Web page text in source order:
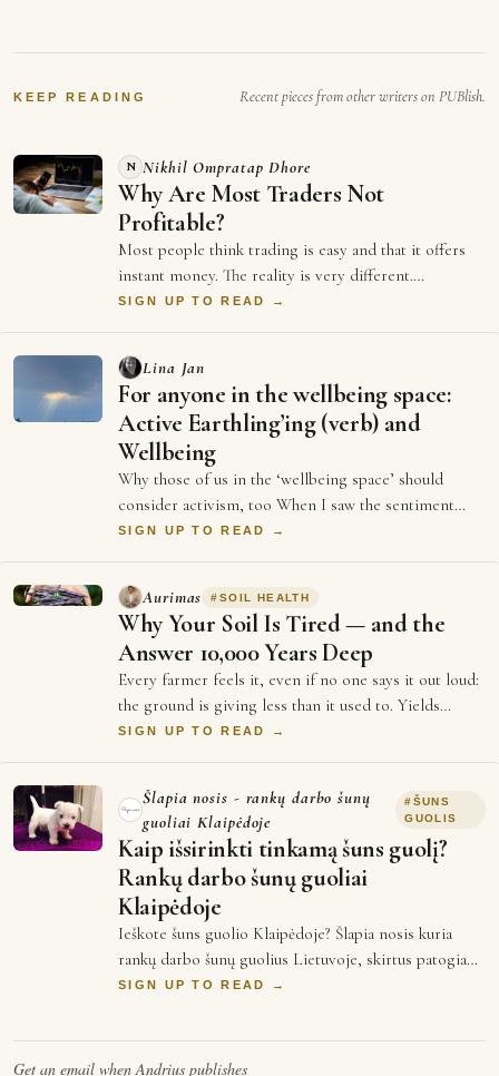
KEEP READING Recent pieces from other writers on PUBlish.
N Nikhil Ompratap Dhore
Why Are Most Traders Not
Profitable?
Most people think trading is easy and that it offers
instant money. The reality is very different.
Thousands of traders spend years in the m…
SIGN UP TO READ →
Lina Jan
For anyone in the wellbeing space:
Active Earthling’ing (verb) and
Wellbeing
Why those of us in the ‘wellbeing space’ should
consider activism, too When I saw the sentiment
reflected in the above sontence on LinkedIn …
SIGN UP TO READ →
Aurimas #SOIL HEALTH
Why Your Soil Is Tired — and the
Answer 10,000 Years Deep
Every farmer feels it, even if no one says it out loud:
the ground is giving less than it used to. Yields
plateau. Inputs cost more every se…
SIGN UP TO READ →
Šlapia nosis - rankų darbo šunų
guoliai Klaipėdoje
#ŠUNS
GUOLIS
Kaip išsirinkti tinkamą šuns guolį?
Rankų darbo šunų guoliai
Klaipėdoje
Ieškote šuns guolio Klaipėdoje? Šlapia nosis kuria
rankų darbo šunų guolius Lietuvoje, skirtus patogiam
augintinio poilsiui. Kyla klausimai …
SIGN UP TO READ →
Get an email whenAndrius publishes